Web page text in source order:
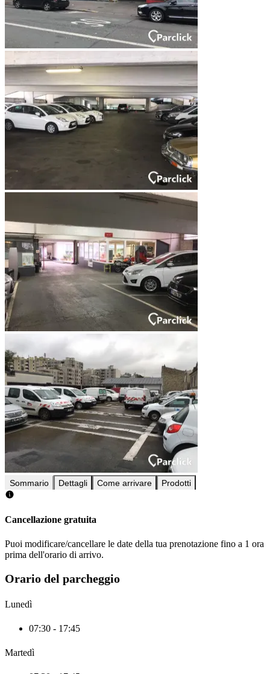
Sommario Dettagli Come arrivare Prodotti
Cancellazione gratuita
Puoi modificare/cancellare le date della tua prenotazione fino a 1 ora
prima dell'orario di arrivo.
Orario del parcheggio
Lunedì
07:30 - 17:45
Martedì